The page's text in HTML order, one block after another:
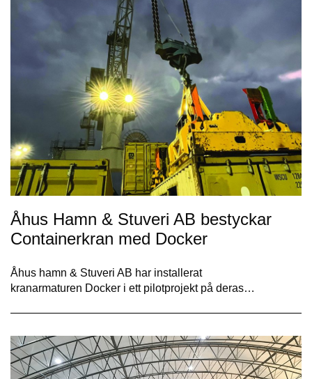
Åhus Hamn & Stuveri AB bestyckar
Containerkran med Docker
Åhus hamn & Stuveri AB har installerat
kranarmaturen Docker i ett pilotprojekt på deras…